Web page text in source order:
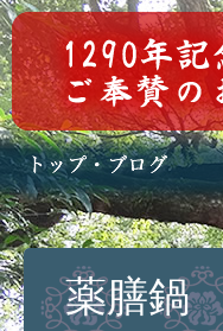
トップページ
ブログ(日々八百万)
お知らせ一覧
薬膳鍋